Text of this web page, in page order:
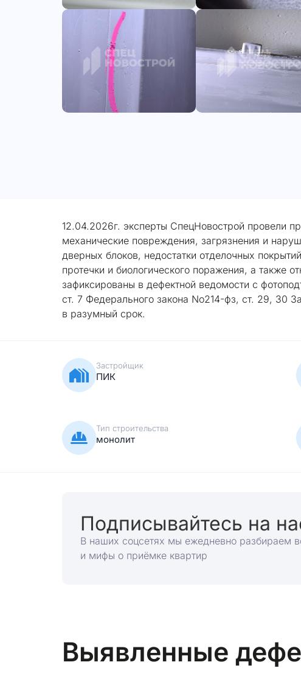
12.04.2026г. эксперты СпецНовострой провели
механические повреждения, загрязнения и
дверных блоков, недостатки отделочных
протечки и биологического поражения, а также
зафиксированы в дефектной ведомости с
ст. 7 Федерального закона No214-фз, ст. 29, 30
в разумный срок.
Застройщик
ПИК
Тип строительства
монолит
Подписывайтесь на
В наших соцсетях мы ежедневно разбираем
и мифы о приёмке квартир
Выявленные